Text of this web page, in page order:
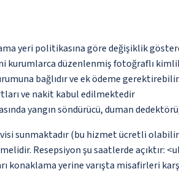
yeri politikasına göre değişiklik
kurumlarca düzenlenmiş fotoğraflı
bağlıdır ve ek ödeme
ve nakit kabul edilmektedir
yangın söndürücü, duman
sunmaktadır (bu hizmet ücretli
Resepsiyon şu saatlerde
konaklama yerine varışta misafirleri